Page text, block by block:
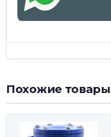
Похожие товары